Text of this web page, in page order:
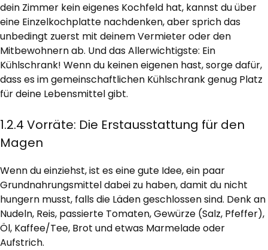
dein Zimmer kein eigenes Kochfeld hat, kannst du über
eine Einzelkochplatte nachdenken, aber sprich das
unbedingt zuerst mit deinem Vermieter oder den
Mitbewohnern ab. Und das Allerwichtigste: Ein
Kühlschrank! Wenn du keinen eigenen hast, sorge dafür,
dass es im gemeinschaftlichen Kühlschrank genug Platz
für deine Lebensmittel gibt.
1.2.4 Vorräte: Die Erstausstattung für den
Magen
Wenn du einziehst, ist es eine gute Idee, ein paar
Grundnahrungsmittel dabei zu haben, damit du nicht
hungern musst, falls die Läden geschlossen sind. Denk an
Nudeln, Reis, passierte Tomaten, Gewürze (Salz, Pfeffer),
Öl, Kaffee/Tee, Brot und etwas Marmelade oder
Aufstrich.